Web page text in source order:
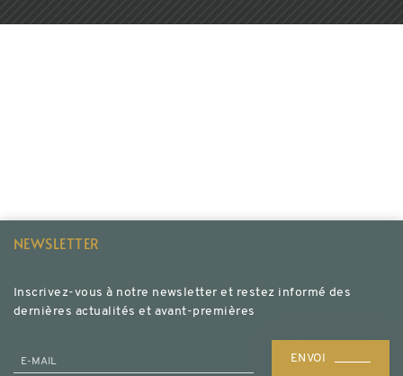
NEWSLETTER
Inscrivez-vous à notre newsletter et restez informé des
dernières actualités et avant-premières
E-MAIL ENVOI